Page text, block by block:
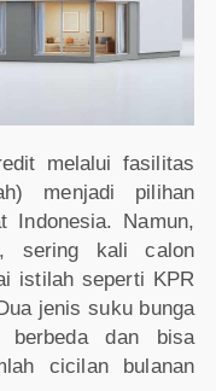
melalui fasilitas
menjadi pilihan
Indonesia. Namun,
sering kali calon
istilah seperti KPR
jenis suku bunga
berbeda dan bisa
cicilan bulanan